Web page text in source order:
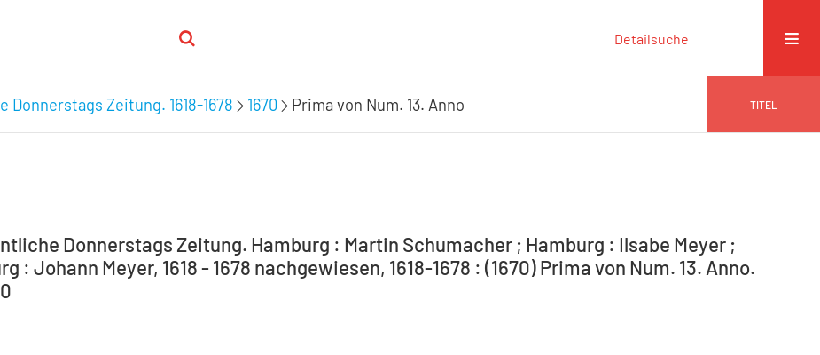
Detailsuche
Donnerstags Zeitung. 1618-1678 1670 Prima von Num. 13. Anno TITEL
Donnerstags Zeitung. Hamburg : Martin Schumacher ; Hamburg : Ilsabe Meyer ;
: Johann Meyer, 1618 - 1678 nachgewiesen, 1618-1678 : (1670) Prima von Num. 13. Anno.